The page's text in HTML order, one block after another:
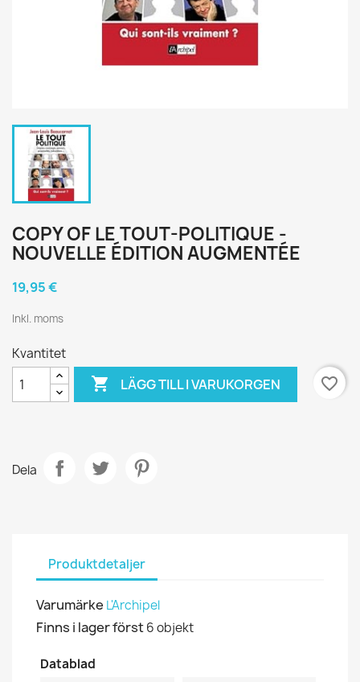
COPY OF LE TOUT-POLITIQUE -
NOUVELLE ÉDITION AUGMENTÉE
19,95 €
Inkl. moms
Kvantitet
 LÄGG TILL I VARUKORGEN favorite_border
Dela
Produktdetaljer
Varumärke L'Archipel
Finns i lager först6 objekt
Datablad